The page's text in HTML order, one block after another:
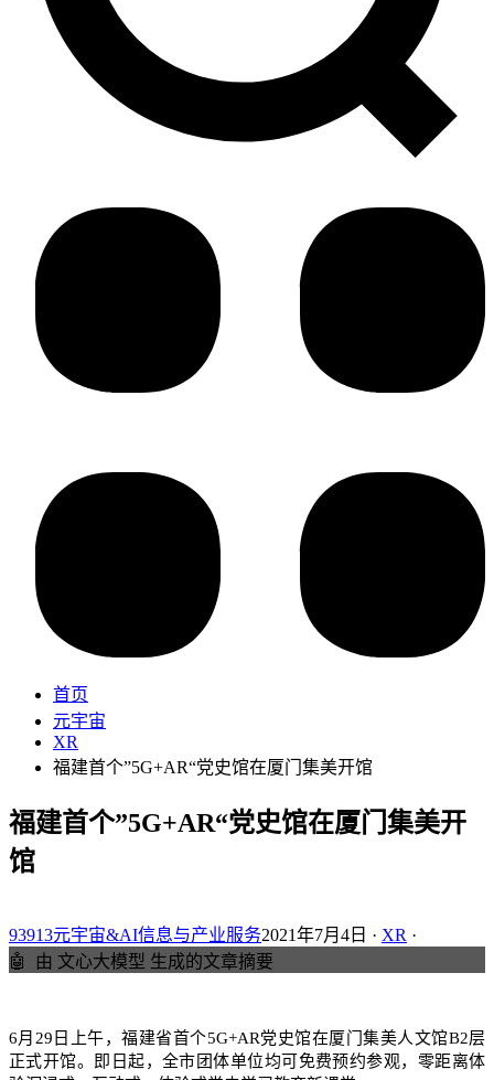
首页
元宇宙
XR
福建首个”5G+AR“党史馆在厦门集美开馆
福建首个”5G+AR“党史馆在厦门集美开
馆
93913元宇宙&AI信息与产业服务2021年7月4日 · XR ·
🤖
由 文心大模型 生成的文章摘要
6月29日上午，福建省首个5G+AR党史馆在厦门集美人文馆B2层
正式开馆。即日起，全市团体单位均可免费预约参观，零距离体